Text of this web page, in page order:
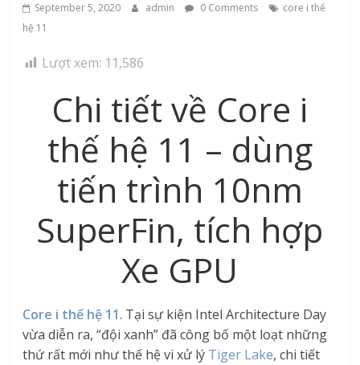
September 5, 2020 admin 0 Comments
core i thế
hệ 11
Lượt xem: 11,586
Chi tiết về Core i
thế hệ 11 – dùng
tiến trình 10nm
SuperFin, tích hợp
Xe GPU
Core i thế hệ 11. Tại sự kiện Intel Architecture Day
vừa diễn ra, “đội xanh” đã công bố một loạt những
thứ rất mới như thế hệ vi xử lý Tiger Lake, chi tiết